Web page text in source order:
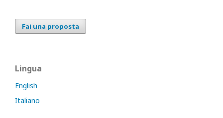
Fai una proposta
Lingua
English
Italiano